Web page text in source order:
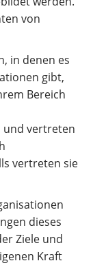
von
in denen es
gibt,
Bereich
und vertreten
vertreten sie
dieses
Ziele und
Kraft